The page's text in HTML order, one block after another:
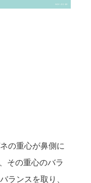
の重心が鼻側に
その重心のバラ
ランスを取り、